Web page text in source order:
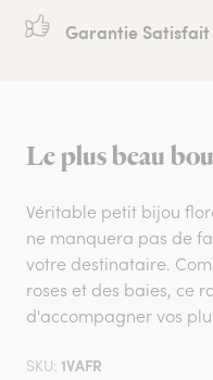
Garantie Satisfait
Le plus beau
Véritable petit bijou
ne manquera pas de
votre destinataire.
roses et des baies, ce
d'accompagner vos
SKU: 1VAFR